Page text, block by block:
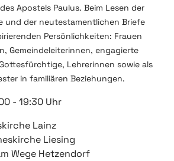
Apostels Paulus. Beim Lesen der
und der neutestamentlichen Briefe
Persönlichkeiten: Frauen
Gemeindeleiterinnen, engagierte
Lehrerinnen sowie als
in familiären Beziehungen.
- 19:30 Uhr
Lainz
Liesing
Wege Hetzendorf